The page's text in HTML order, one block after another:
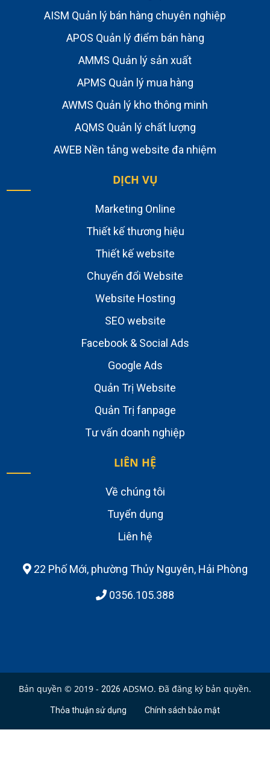
AISM Quản lý bán hàng chuyên nghiệp
APOS Quản lý điểm bán hàng
AMMS Quản lý sản xuất
APMS Quản lý mua hàng
AWMS Quản lý kho thông minh
AQMS Quản lý chất lượng
AWEB Nền tảng website đa nhiệm
DỊCH VỤ
Marketing Online
Thiết kế thương hiệu
Thiết kế website
Chuyển đổi Website
Website Hosting
SEO website
Facebook & Social Ads
Google Ads
Quản Trị Website
Quản Trị fanpage
Tư vấn doanh nghiệp
LIÊN HỆ
Về chúng tôi
Tuyển dụng
Liên hệ
22 Phố Mới, phường Thủy Nguyên, Hải Phòng
0356.105.388
Bản quyền © 2019 - 2026 ADSMO. Đã đăng ký bản quyền.
Thỏa thuận sử dụng Chính sách bảo mật